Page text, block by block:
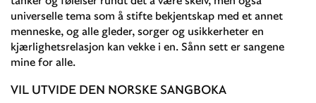
universelle tema som å stifte bekjentskap med et annet
menneske, og alle gleder, sorger og usikkerheter en
kjærlighetsrelasjon kan vekke i en. Sånn sett er sangene
mine for alle.
VIL UTVIDE DEN NORSKE SANGBOKA